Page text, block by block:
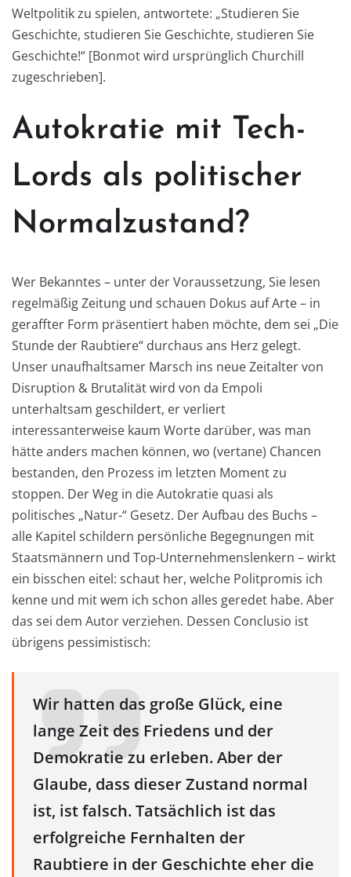
Weltpolitik zu spielen, antwortete: „Studieren Sie
Geschichte, studieren Sie Geschichte, studieren Sie
Geschichte!“ [Bonmot wird ursprünglich Churchill
zugeschrieben].
Autokratie mit Tech-
Lords als politischer
Normalzustand?
Wer Bekanntes – unter der Voraussetzung, Sie lesen
regelmäßig Zeitung und schauen Dokus auf Arte – in
geraffter Form präsentiert haben möchte, dem sei „Die
Stunde der Raubtiere“ durchaus ans Herz gelegt.
Unser unaufhaltsamer Marsch ins neue Zeitalter von
Disruption & Brutalität wird von da Empoli
unterhaltsam geschildert, er verliert
interessanterweise kaum Worte darüber, was man
hätte anders machen können, wo (vertane) Chancen
bestanden, den Prozess im letzten Moment zu
stoppen. Der Weg in die Autokratie quasi als
politisches „Natur-“ Gesetz. Der Aufbau des Buchs –
alle Kapitel schildern persönliche Begegnungen mit
Staatsmännern und Top-Unternehmenslenkern – wirkt
ein bisschen eitel: schaut her, welche Politpromis ich
kenne und mit wem ich schon alles geredet habe. Aber
das sei dem Autor verziehen. Dessen Conclusio ist
übrigens pessimistisch:
Wir hatten das große Glück, eine
lange Zeit des Friedens und der
Demokratie zu erleben. Aber der
Glaube, dass dieser Zustand normal
ist, ist falsch. Tatsächlich ist das
erfolgreiche Fernhalten der
Raubtiere in der Geschichte eher die